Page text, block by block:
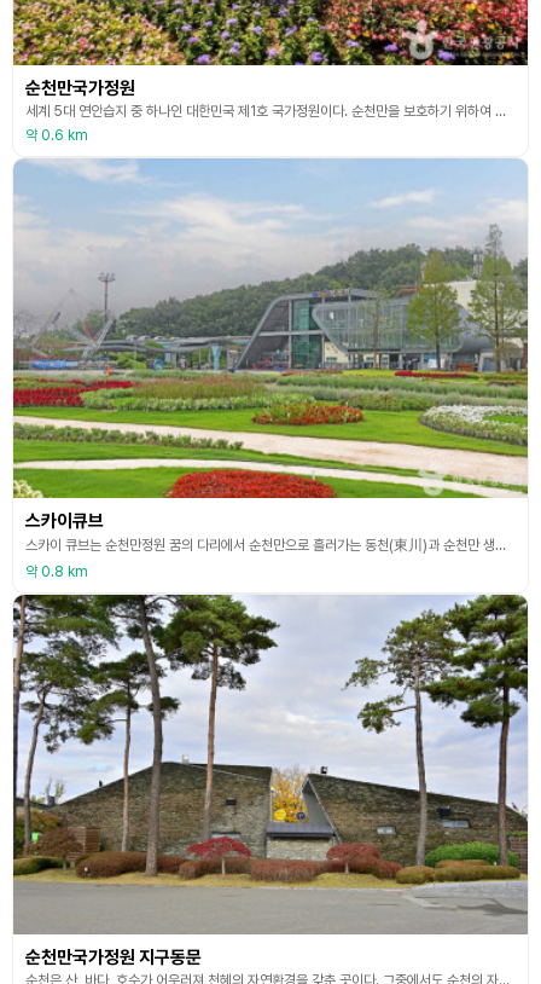
순천만국가정원
세계 5대 연안습지 중 하나인 대한민국 제1호 국가정원이다. 순천만을 보호하기 위하여 조성한 순천만국가정원의 순천 도사동 일대 정원 부지 112만㎡(34만 평)에는 나무 505종 79만 주와 꽃 113종 315만 본이 식재되어 있다. 봄이 되면 튤립과 철쭉 등이 꽃망울을 터뜨려 장관을 이룬다. 또 나눔의 숲 주변 3만㎡는 유채꽃 단지로 조성했는데, 5월 중순 일제히 만개해 노란 물결이 일렁인다. 시는 주요 동선에 팽나무와 느티나무 등 5만 주를 심어 자
약 0.6 km
스카이큐브
스카이 큐브는 순천만정원 꿈의 다리에서 순천만으로 흘러가는 동천(東川)과 순천만 생태공원을 이어주는 약 4.6㎞ 구간을 왕복 운행하는 소형 무인궤도열차이다. 열차는 순천만정원의 정원 역과 순천만 습지의 문학관 역을 상공에 설치된 레일에 따라 운전자 없이 자동 운행한다. 스카이 큐브는 순천만 습지 생태계를 보호하기 위해 만들어졌으며, 전기 에너지로 움직여서 배기가스가 없고 소음도 적다. 높게는 10m 상공을 가로지르는 스카이 큐브에 오르면 발아래 펼쳐지는
약 0.8 km
순천만국가정원 지구동문